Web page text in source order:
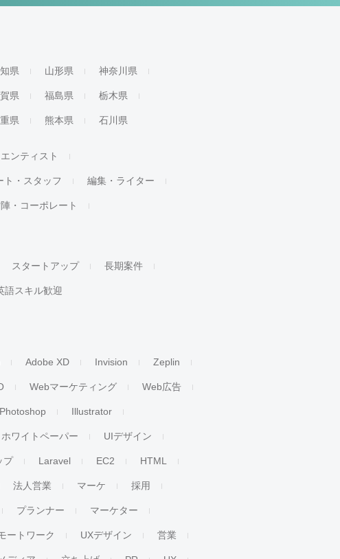
県 山形県 神奈川県
県 福島県 栃木県
県 熊本県 石川県
ンティスト
ト・スタッフ 編集・ライター
・コーポレート
スタートアップ 長期案件
語スキル歓迎
Adobe XD Invision Zeplin
Webマーケティング Web広告
Photoshop Illustrator
ホワイトペーパー UIデザイン
プ Laravel EC2 HTML
法人営業 マーケ 採用
プランナー マーケター
ートワーク UXデザイン 営業